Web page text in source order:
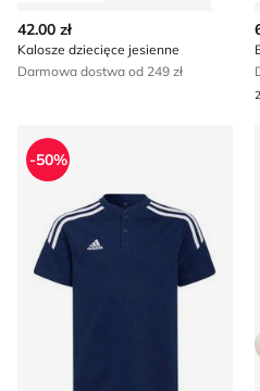
42.00 zł
Kalosze dziecięce jesienne
Darmowa dostwa od 249 zł
T-shirt chłopięce na lato adidas
-50%